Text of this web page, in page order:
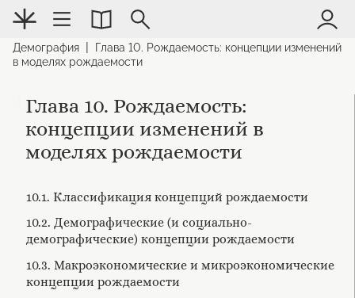
Демография
Глава 10. Рождаемость: концепции изменений
в моделях рождаемости
Глава 10. Рождаемость:
концепции изменений в
моделях рождаемости
10.1. Классификация концепций рождаемости
10.2. Демографические (и социально-
демографические) концепции рождаемости
10.3. Макроэкономические и микроэкономические
концепции рождаемости